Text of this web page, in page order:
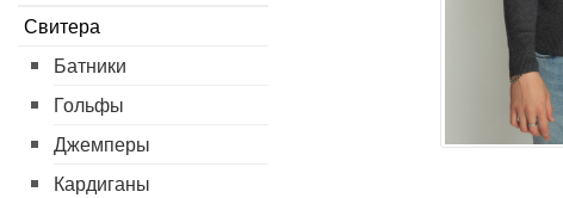
Свитера
Батники
Гольфы
Джемперы
Кардиганы